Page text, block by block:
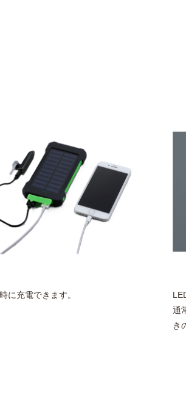
に充電できます。
通
き